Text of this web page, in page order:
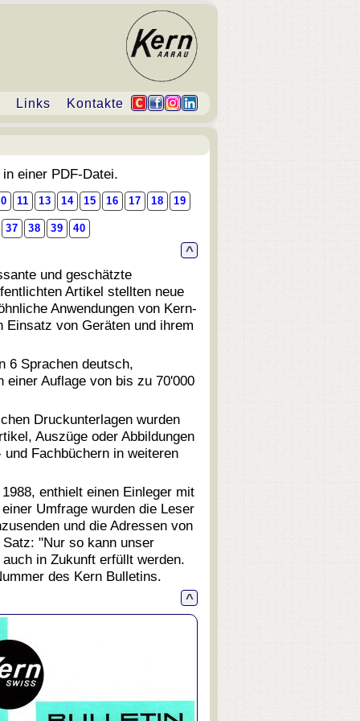
Links Kontakte
einer PDF-Datei.
11 13 14 15 16 17 18 19
37 38 39 40
^
und geschätzte
Artikel stellten neue
Anwendungen von Kern-
von Geräten und ihrem
6 Sprachen deutsch,
Auflage von bis zu 70'000
Druckunterlagen wurden
Auszüge oder Abbildungen
Fachbüchern in weiteren
enthielt einen Einleger mit
Umfrage wurden die Leser
und die Adressen von
"Nur so kann unser
in Zukunft erfüllt werden.
des Kern Bulletins.
^